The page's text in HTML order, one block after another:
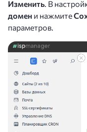
Изменить. В
домен и нажмите
параметров.